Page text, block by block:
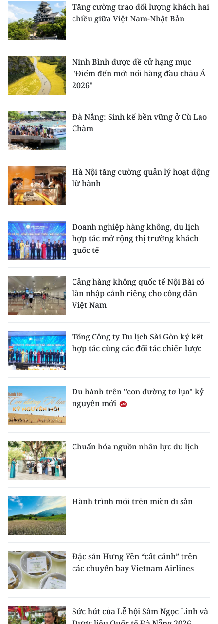
Tăng cường trao đổi lượng khách hai
chiều giữa Việt Nam-Nhật Bản
Ninh Bình được đề cử hạng mục
"Điểm đến mới nổi hàng đầu châu Á
2026"
Đà Nẵng: Sinh kế bền vững ở Cù Lao
Chàm
Hà Nội tăng cường quản lý hoạt động
lữ hành
Doanh nghiệp hàng không, du lịch
hợp tác mở rộng thị trường khách
quốc tế
Cảng hàng không quốc tế Nội Bài có
làn nhập cảnh riêng cho công dân
Việt Nam
Tổng Công ty Du lịch Sài Gòn ký kết
hợp tác cùng các đối tác chiến lược
Du hành trên "con đường tơ lụa" kỷ
nguyên mới
Chuẩn hóa nguồn nhân lực du lịch
Hành trình mới trên miền di sản
Đặc sản Hưng Yên “cất cánh” trên
các chuyến bay Vietnam Airlines
Sức hút của Lễ hội Sâm Ngọc Linh và